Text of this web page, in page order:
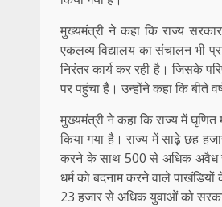
मुख्यमंत्री ने कहा कि राज्य
एकलव्य विद्यालय का संचालन भी
निरंतर कार्य कर रही है। जिसके
पर पहुंचा है। उन्होंने कहा कि बीते
मुख्यमंत्री ने कहा कि राज्य में घृणित
किया गया है। राज्य में साढ़े छह
करने के साथ 500 से अधिक अवैध
धर्म को बदनाम करने वाले
23 हजार से अधिक युवाओं को